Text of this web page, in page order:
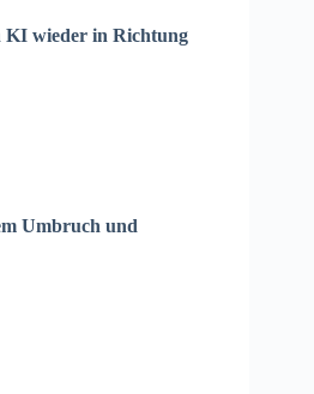
KI wieder in Richtung
Umbruch und